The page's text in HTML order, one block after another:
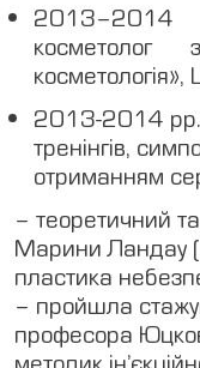
2013–2014
2013-2014
тренінгів,
отриманням
– теоретичний
Марини Ландау
пластика
– пройшла
професора
методик